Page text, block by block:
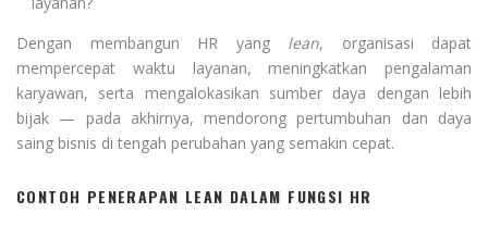
Dengan membangun HR yang lean, organisasi dapat
mempercepat waktu layanan, meningkatkan pengalaman
karyawan, serta mengalokasikan sumber daya dengan lebih
bijak — pada akhirnya, mendorong pertumbuhan dan daya
saing bisnis di tengah perubahan yang semakin cepat.
CONTOH PENERAPAN LEAN DALAM FUNGSI HR